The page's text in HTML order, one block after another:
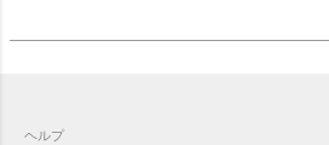
ヘルプ